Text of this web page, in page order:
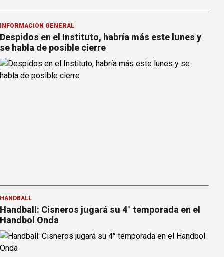
INFORMACION GENERAL
Despidos en el Instituto, habría más este lunes y
se habla de posible cierre
HANDBALL
Handball: Cisneros jugará su 4° temporada en el
Handbol Onda